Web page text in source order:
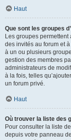
Haut
Que sont les groupes
Les groupes permettent
des invités au forum et
à un ou plusieurs
gestion des membres
administrateurs de
à la fois, telles
un forum privé.
Haut
Où trouver la liste des
Pour consulter la liste
depuis votre panneau